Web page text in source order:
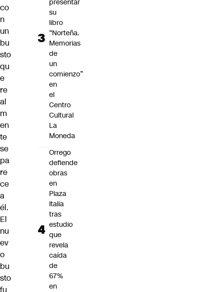
co
n
un
bu
sto
qu
e
re
al
m
en
te
se
pa
re
ce
a
él.
El
nu
ev
o
bu
sto
fu
presentar
su
libro
“Norteña.
Memorias
de
un
comienzo”
en
el
Centro
Cultural
La
Moneda
Orrego
defiende
obras
en
Plaza
Italia
tras
estudio
que
revela
caída
de
67%
en